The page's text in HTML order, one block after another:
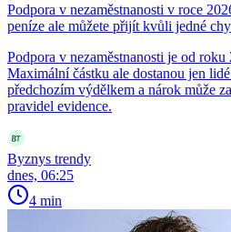
Podpora v nezaměstnanosti v roce
peníze ale můžete přijít kvůli jedné
Podpora v nezaměstnanosti je od
Maximální částku ale dostanou jen
předchozím výdělkem a nárok může
pravidel evidence.
Byznys trendy
dnes, 06:25
4 min